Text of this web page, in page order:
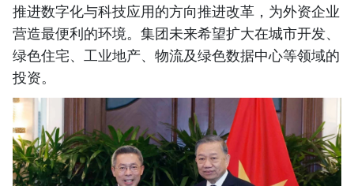
推进数字化与科技应用的方向推进改革，为外资企业
营造最便利的环境。集团未来希望扩大在城市开发、
绿色住宅、工业地产、物流及绿色数据中心等领域的
投资。